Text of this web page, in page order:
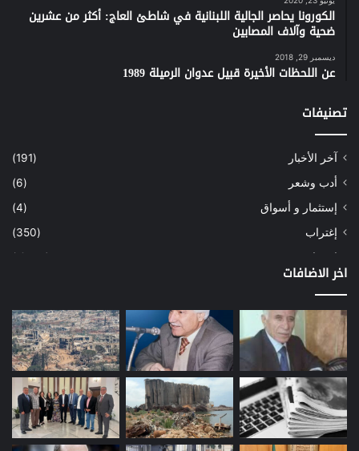
الكورونا يحاصر الجالية اللبنانية في شاطئ العاج: أكثر من عشرين
ضحية وآلاف المصابين
ديسمبر 29, 2018
عن اللحظات الأخيرة قبيل عدوان الرميلة 1989
تصنيفات
آخر الأخبار
(191)
أدب وشعر
(6)
إستثمار و أسواق
(4)
إغتراب
(350)
إقتصاد
(1٬039)
إعمار
(3)
بيئة
(16)
دراسة
(24)
طاقة
(12)
مصارف
(168)
معادن
(1)
اخر الاضافات